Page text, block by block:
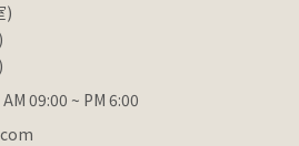
)
09:00 ~ PM 6:00